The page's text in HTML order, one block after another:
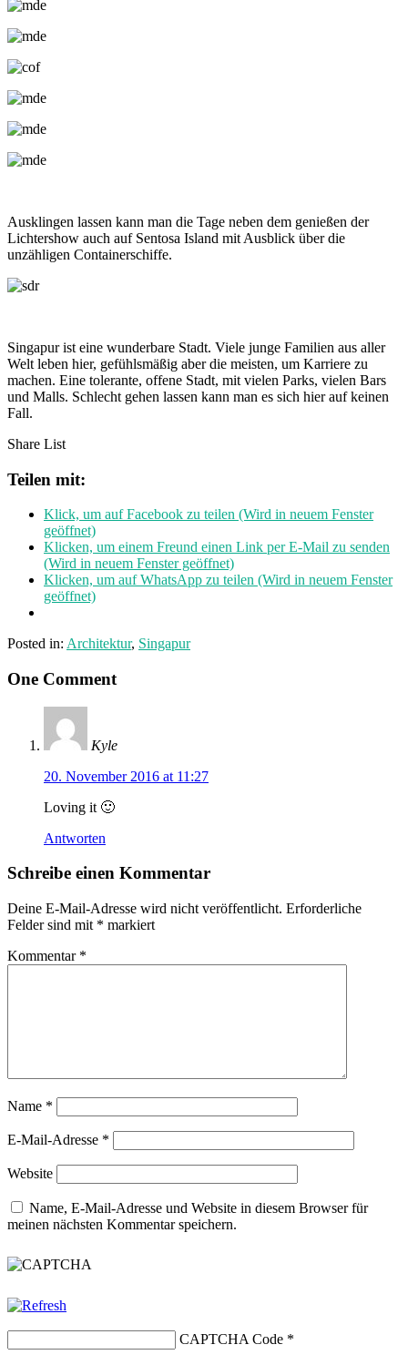
Ausklingen lassen kann man die Tage neben dem genießen der
Lichtershow auch auf Sentosa Island mit Ausblick über die
unzähligen Containerschiffe.
Singapur ist eine wunderbare Stadt. Viele junge Familien aus aller
Welt leben hier, gefühlsmäßig aber die meisten, um Karriere zu
machen. Eine tolerante, offene Stadt, mit vielen Parks, vielen Bars
und Malls. Schlecht gehen lassen kann man es sich hier auf keinen
Fall.
Share List
Teilen mit:
Klick, um auf Facebook zu teilen (Wird in neuem Fenster
geöffnet)
Klicken, um einem Freund einen Link per E-Mail zu senden
(Wird in neuem Fenster geöffnet)
Klicken, um auf WhatsApp zu teilen (Wird in neuem Fenster
geöffnet)
Posted in: Architektur, Singapur
One Comment
Kyle
20. November 2016 at 11:27
Loving it 🙂
Antworten
Schreibe einen Kommentar
Deine E-Mail-Adresse wird nicht veröffentlicht. Erforderliche
Felder sind mit * markiert
Kommentar *
Name *
E-Mail-Adresse *
Website
Name, E-Mail-Adresse und Website in diesem Browser für
meinen nächsten Kommentar speichern.
CAPTCHA Code *